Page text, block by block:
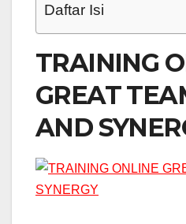
Daftar Isi
TRAINING
GREAT
AND